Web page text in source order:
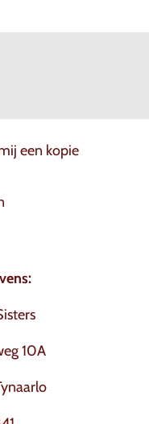
een kopie
10A